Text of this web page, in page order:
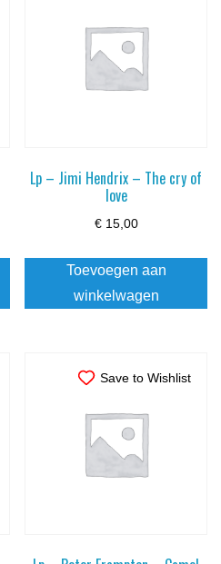
Lp – Jimi Hendrix – The cry of
love
€15,00
Toevoegen aan
winkelwagen
Save to Wishlist